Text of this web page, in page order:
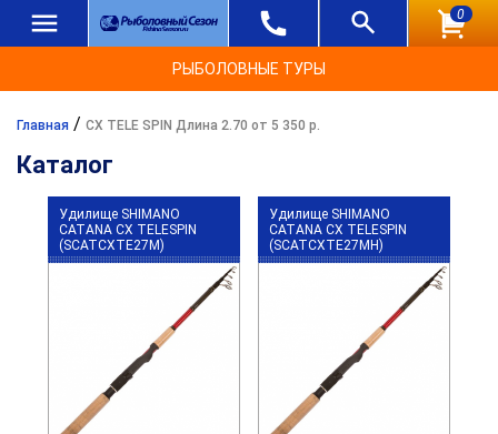
0
РЫБОЛОВНЫЕ ТУРЫ
Главная / CX TELE SPIN Длина 2.70 от 5 350 р.
Каталог
Удилище SHIMANO
CATANA CX TELESPIN
(SCATCXTE27M)
Удилище SHIMANO
CATANA CX TELESPIN
(SCATCXTE27MH)